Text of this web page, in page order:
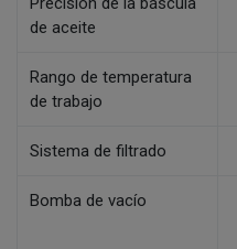
de aceite
Rango de temperatura
de trabajo
Sistema de filtrado
Bomba de vacío